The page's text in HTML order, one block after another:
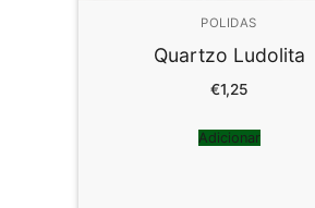
POLIDAS
Quartzo Ludolita
€1,25
Adicionar